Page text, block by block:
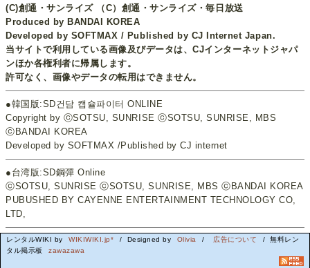
(C)創通・サンライズ （C）創通・サンライズ・毎日放送
Produced by BANDAI KOREA
Developed by SOFTMAX / Published by CJ Internet Japan.
当サイトで利用している画像及びデータは、CJインターネットジャパ
ンほか各権利者に帰属します。
許可なく、画像やデータの転用はできません。
●韓国版:SD건담 캡슐파이터 ONLINE
Copyright by ⓒSOTSU, SUNRISE ⓒSOTSU, SUNRISE, MBS
ⓒBANDAI KOREA
Developed by SOFTMAX /Published by CJ internet
●台湾版:SD鋼彈 Online
ⓒSOTSU, SUNRISE ⓒSOTSU, SUNRISE, MBS ⓒBANDAI KOREA
PUBUSHED BY CAYENNE ENTERTAINMENT TECHNOLOGY CO,
LTD,
レンタルWIKI by WIKIWIKI.jp* / Designed by Olivia / 広告について
/ 無料レン
タル掲示板
zawazawa